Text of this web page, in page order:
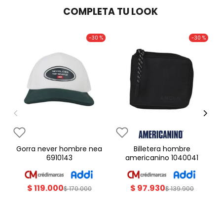
COMPLETA TU LOOK
-30 %
gorra never hombre nea
6910143
$119.000$170.000
-30 %
billetera hombre
americanino 1040041
$ 97.930$139.900